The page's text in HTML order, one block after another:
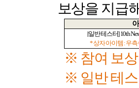
보상을 지급
[일반 테스터] 10th
*상자 아이템 :우측
※ 참여 보
※ 일반 테